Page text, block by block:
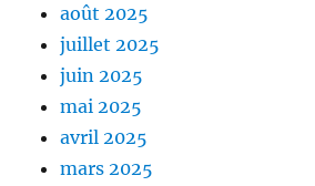
août 2025
juillet 2025
juin 2025
mai 2025
avril 2025
mars 2025